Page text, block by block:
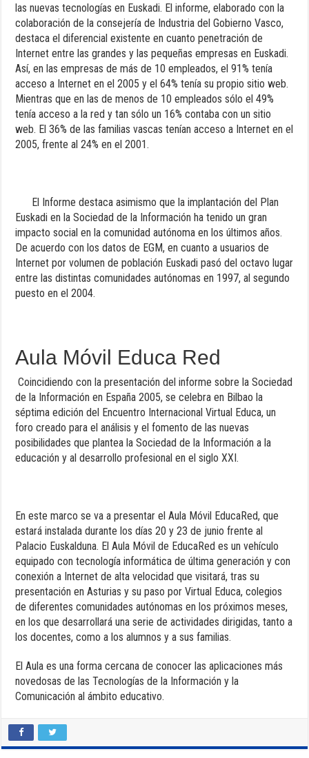
las nuevas tecnologías en Euskadi. El informe, elaborado con la
colaboración de la consejería de Industria del Gobierno Vasco,
destaca el diferencial existente en cuanto penetración de
Internet entre las grandes y las pequeñas empresas en Euskadi.
Así, en las empresas de más de 10 empleados, el 91% tenía
acceso a Internet en el 2005 y el 64% tenía su propio sitio web.
Mientras que en las de menos de 10 empleados sólo el 49%
tenía acceso a la red y tan sólo un 16% contaba con un sitio
web. El 36% de las familias vascas tenían acceso a Internet en el
2005, frente al 24% en el 2001.
El Informe destaca asimismo que la implantación del Plan
Euskadi en la Sociedad de la Información ha tenido un gran
impacto social en la comunidad autónoma en los últimos años.
De acuerdo con los datos de EGM, en cuanto a usuarios de
Internet por volumen de población Euskadi pasó del octavo lugar
entre las distintas comunidades autónomas en 1997, al segundo
puesto en el 2004.
Aula Móvil Educa Red
Coincidiendo con la presentación del informe sobre la Sociedad
de la Información en España 2005, se celebra en Bilbao la
séptima edición del Encuentro Internacional Virtual Educa, un
foro creado para el análisis y el fomento de las nuevas
posibilidades que plantea la Sociedad de la Información a la
educación y al desarrollo profesional en el siglo XXI.
En este marco se va a presentar el Aula Móvil EducaRed, que
estará instalada durante los días 20 y 23 de junio frente al
Palacio Euskalduna. El Aula Móvil de EducaRed es un vehículo
equipado con tecnología informática de última generación y con
conexión a Internet de alta velocidad que visitará, tras su
presentación en Asturias y su paso por Virtual Educa, colegios
de diferentes comunidades autónomas en los próximos meses,
en los que desarrollará una serie de actividades dirigidas, tanto a
los docentes, como a los alumnos y a sus familias.
El Aula es una forma cercana de conocer las aplicaciones más
novedosas de las Tecnologías de la Información y la
Comunicación al ámbito educativo.